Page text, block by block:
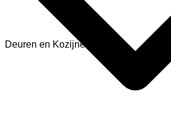
Deuren en Kozijnen